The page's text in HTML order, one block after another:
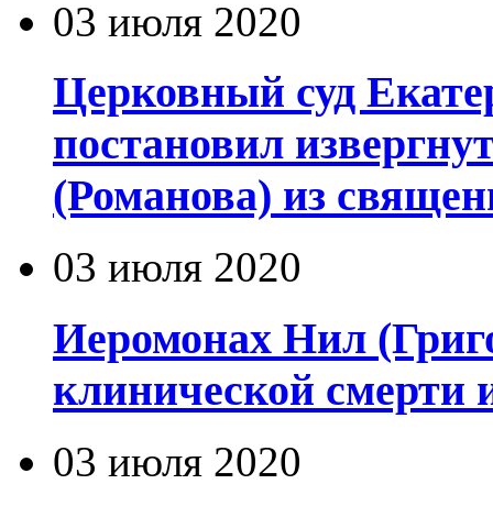
03 июля 2020
Церковный суд
постановил
(Романова) из
03 июля 2020
Иеромонах Нил
клинической смерти
03 июля 2020